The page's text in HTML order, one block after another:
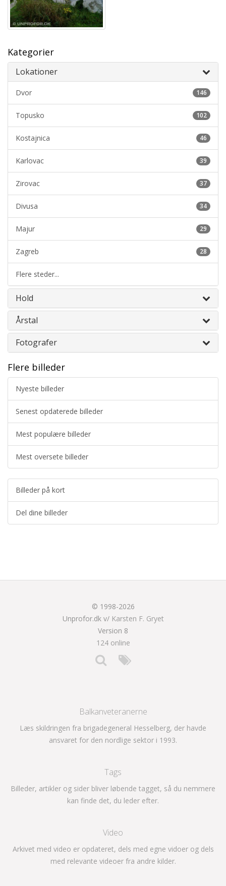
Kategorier
Lokationer
146
Dvor
102
Topusko
46
Kostajnica
39
Karlovac
37
Zirovac
34
Divusa
29
Majur
28
Zagreb
Flere steder...
Hold
Årstal
Fotografer
Flere billeder
Nyeste billeder
Senest opdaterede billeder
Mest populære billeder
Mest oversete billeder
Billeder på kort
Del dine billeder
© 1998-2026
Unprofor.dk v/ Karsten F. Gryet
Version 8
124 online
Balkanveteranerne
Læs skildringen fra brigadegeneral Hesselberg, der havde
ansvaret for den nordlige sektor i 1993.
Tags
Billeder, artikler og sider bliver løbende tagget, så du nemmere
kan finde det, du leder efter.
Video
Arkivet med video er opdateret, dels med egne vidoer og dels
med relevante videoer fra andre kilder.